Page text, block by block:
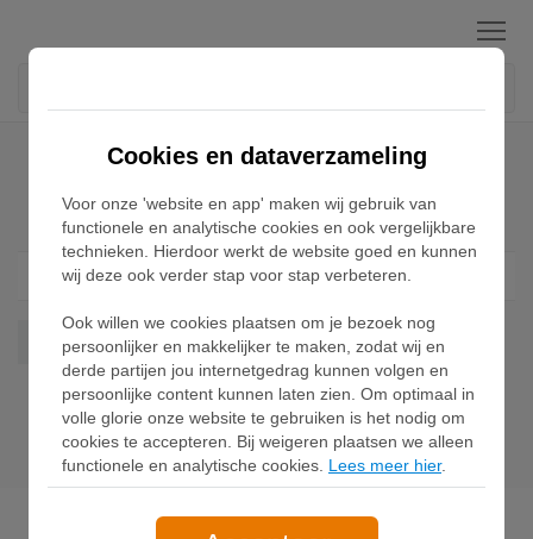
Menu
Home Puma Hammer Street Sneakers
Puma Hammer Street Sneakers
Filter 1
Hammer Street Wis alles
Cookies en dataverzameling
Voor onze 'website en app' maken wij gebruik van
functionele en analytische cookies en ook vergelijkbare
technieken. Hierdoor werkt de website goed en kunnen
wij deze ook verder stap voor stap verbeteren.
Ook willen we cookies plaatsen om je bezoek nog
persoonlijker en makkelijker te maken, zodat wij en
derde partijen jou internetgedrag kunnen volgen en
persoonlijke content kunnen laten zien. Om optimaal in
volle glorie onze website te gebruiken is het nodig om
cookies te accepteren. Bij weigeren plaatsen we alleen
functionele en analytische cookies. Lees meer hier.